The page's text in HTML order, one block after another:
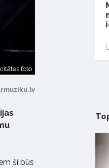
foto
šī būs